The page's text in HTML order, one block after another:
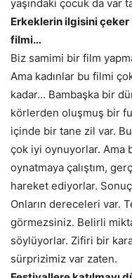
yaşındaki çocuk da var
Erkeklerin ilgisini
filmi…
Biz samimi bir film
Ama kadınlar bu filmi
kadar… Bambaşka bir
körlerden oluşmuş bir
içinde bir tane zil var.
çok iyi oynuyorlar. Ama
oynatmaya çalıştım,
hareket ediyorlar.
Onların dereceleri var.
görmezsiniz. Belirli
söylüyorlar. Zifiri bir
sürprizimiz var zaten.